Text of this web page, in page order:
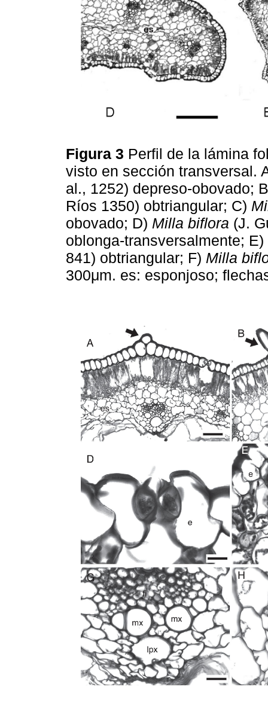
Figura 3 Perfil de la lámina
visto en sección transversal.
al., 1252) depreso-obovado;
Ríos 1350) obtriangular; C)
obovado; D) Milla biflora (J.
oblonga-transversalmente; E)
841) obtriangular; F) Milla
300μm. es: esponjoso;